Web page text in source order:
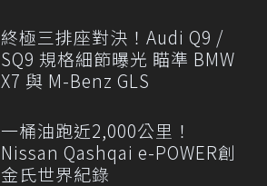
終極三排座對決！Audi Q9 /
SQ9 規格細節曝光 瞄準 BMW
X7 與 M-Benz GLS
一桶油跑近2,000公里！
Nissan Qashqai e-POWER創
金氏世界紀錄